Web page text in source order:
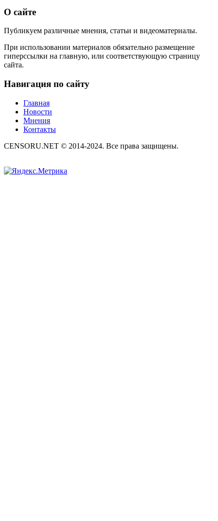
О сайте
Публикуем различные мнения, статьи и видеоматериалы.
При использовании материалов обязательно размещение
гиперссылки на главную, или соответствующую страницу
сайта.
Навигация по сайту
Главная
Новости
Мнения
Контакты
CENSORU.NET © 2014-2024. Все права защищены.